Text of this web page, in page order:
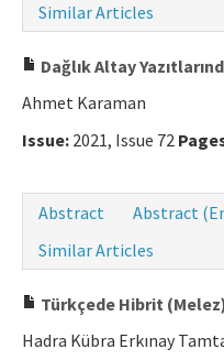
Similar Articles
Dağlık Altay
Ahmet Karaman
Issue: 2021, Issue 72
Abstract
Abstract
Similar Articles
Türkçede Hibrit
Hadra Kübra Erkınay